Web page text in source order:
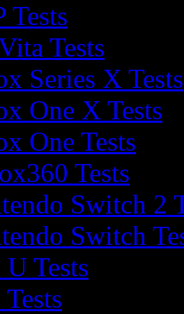
Tests
Tests
Series X Tests
One X Tests
One Tests
Tests
Switch 2
Switch
Tests